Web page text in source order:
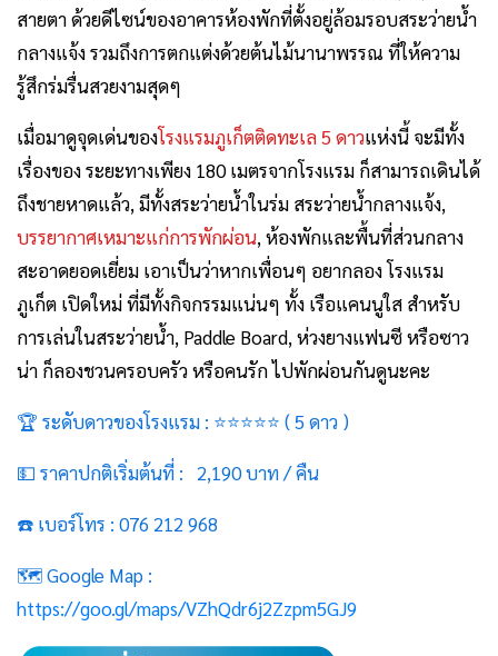
สายตา ด้วยดีไซน์ของอาคารห้องพักที่ตั้งอยู่ล้อมรอบสระว่ายน้ำ
กลางแจ้ง รวมถึงการตกแต่งด้วยต้นไม้นานาพรรณ ที่ให้ความ
รู้สึกร่มรื่นสวยงามสุดๆ
เมื่อมาดูจุดเด่นของโรงแรมภูเก็ตติดทะเล 5 ดาวแห่งนี้ จะมีทั้ง
เรื่องของ ระยะทางเพียง 180 เมตรจากโรงแรม ก็สามารถเดินได้
ถึงชายหาดแล้ว, มีทั้งสระว่ายน้ำในร่ม สระว่ายน้ำกลางแจ้ง,
บรรยากาศเหมาะแก่การพักผ่อน, ห้องพักและพื้นที่ส่วนกลาง
สะอาดยอดเยี่ยม เอาเป็นว่าหากเพื่อนๆ อยากลอง โรงแรม
ภูเก็ต เปิดใหม่ ที่มีทั้งกิจกรรมแน่นๆ ทั้ง เรือแคนนูใส สำหรับ
การเล่นในสระว่ายน้ำ, Paddle Board, ห่วงยางแฟนซี หรือซาว
น่า ก็ลองชวนครอบครัว หรือคนรัก ไปพักผ่อนกันดูนะคะ
🏆 ระดับดาวของโรงแรม : ⭐⭐⭐⭐⭐ ( 5 ดาว )
💵 ราคาปกติเริ่มต้นที่ : 2,190 บาท / คืน
☎️ เบอร์โทร : 076 212 968
🗺️ Google Map :
https://goo.gl/maps/VZhQdr6j2Zzpm5GJ9